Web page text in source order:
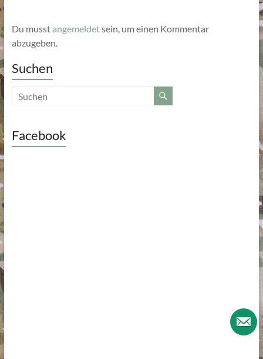
Du musstangemeldetsein, um einen Kommentar
abzugeben.
Suchen
Facebook